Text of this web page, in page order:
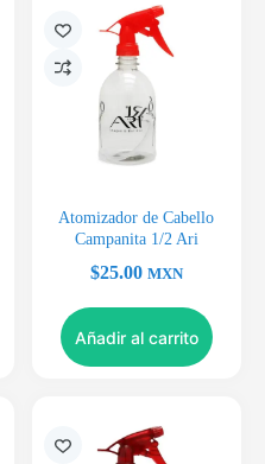
Atomizador de Cabello
Campanita 1/2 Ari
$25.00 MXN
Añadir al carrito